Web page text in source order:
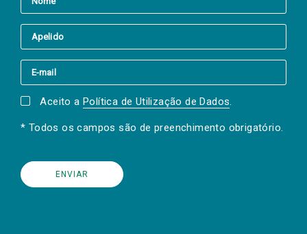
Aceito a Política de Utilização de Dados.
* Todos os campos são de preenchimento obrigatório.